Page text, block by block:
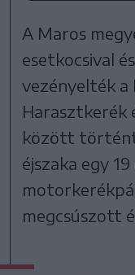
A Maros
esetkocsival
vezényelték a
Harasztkerék
között
éjszaka egy
megcsúszott